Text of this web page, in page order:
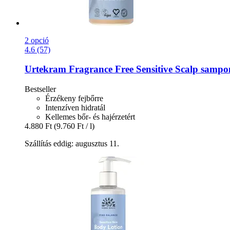
2 opció
4.6 (57)
Urtekram Fragrance Free Sensitive Scalp
Bestseller
Érzékeny fejbőrre
Intenzíven hidratál
Kellemes bőr- és hajérzetért
4.880 Ft (9.760 Ft / l)
Szállítás eddig: augusztus 11.